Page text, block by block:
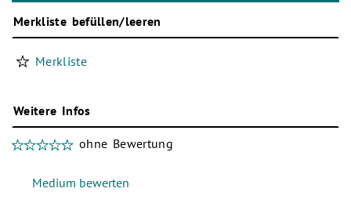
Merkliste befüllen/leeren
Merkliste
Weitere Infos
ohne Bewertung